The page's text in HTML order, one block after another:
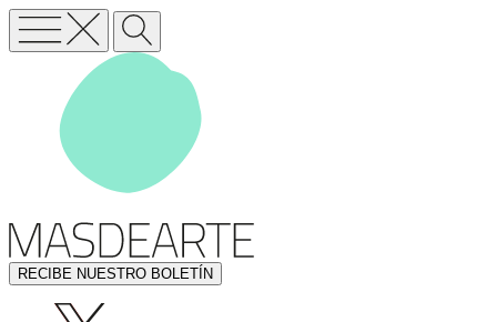
RECIBE NUESTRO BOLETÍN